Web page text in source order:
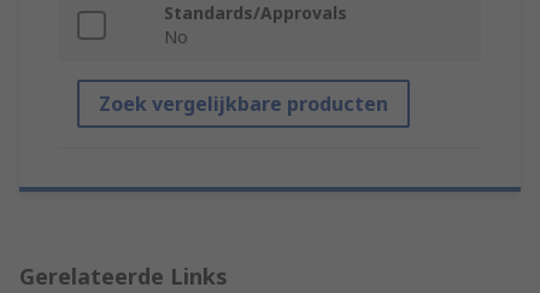
Standards/Approvals
No
Zoek vergelijkbare producten
Gerelateerde Links